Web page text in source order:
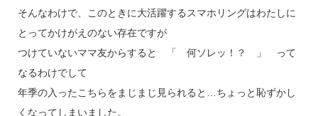
そんなわけで、このときに大活躍するスマホリングはわたしに
とってかけがえのない存在ですが
つけていないママ友からすると 「 何ソレッ！？ 」 って
なるわけでして
年季の入ったこちらをまじまじ見られると…ちょっと恥ずかし
くなってしまいました。